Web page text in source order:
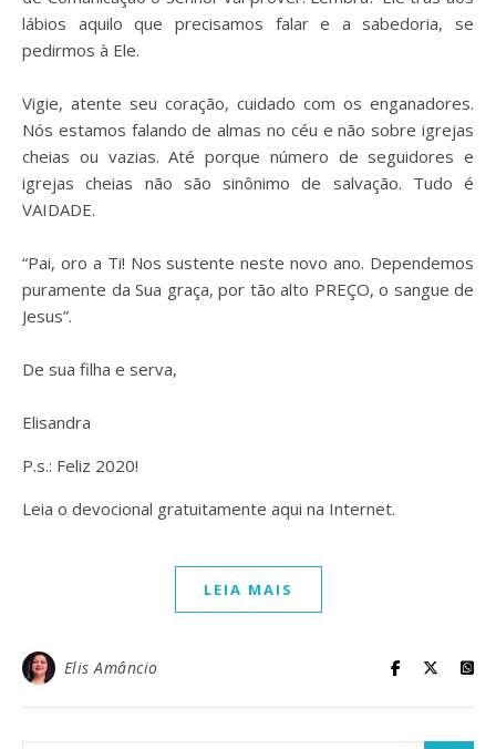
lábios aquilo que precisamos falar e a sabedoria, se
pedirmos à Ele.
Vigie, atente seu coração, cuidado com os enganadores.
Nós estamos falando de almas no céu e não sobre igrejas
cheias ou vazias. Até porque número de seguidores e
igrejas cheias não são sinônimo de salvação. Tudo é
VAIDADE.
“Pai, oro a Ti! Nos sustente neste novo ano. Dependemos
puramente da Sua graça, por tão alto PREÇO, o sangue de
Jesus”.
De sua filha e serva,
Elisandra
P.s.: Feliz 2020!
Leia o devocional gratuitamente aqui na Internet.
LEIA MAIS
Elis Amâncio